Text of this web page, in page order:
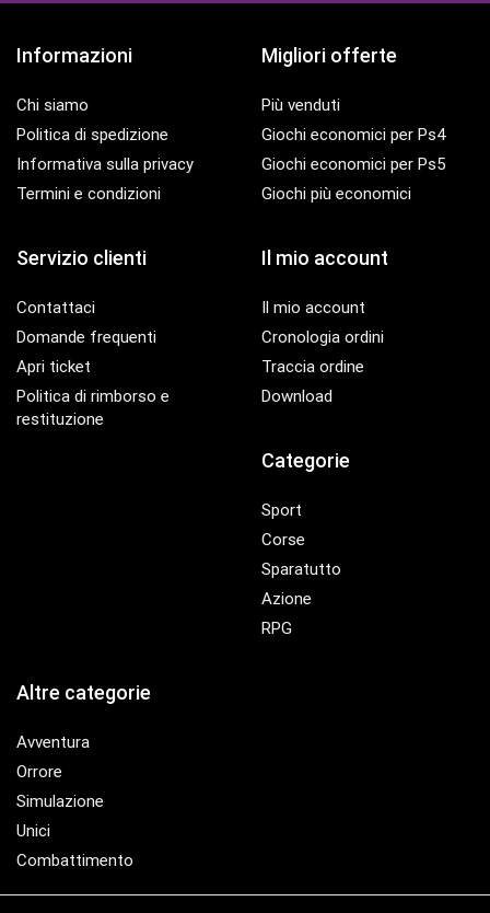
Informazioni
Chi siamo
Politica di spedizione
Informativa sulla privacy
Termini e condizioni
Migliori offerte
Più venduti
Giochi economici per Ps4
Giochi economici per Ps5
Giochi più economici
Servizio clienti
Contattaci
Domande frequenti
Apri ticket
Politica di rimborso e
restituzione
Il mio account
Il mio account
Cronologia ordini
Traccia ordine
Download
Categorie
Sport
Corse
Sparatutto
Azione
RPG
Altre categorie
Avventura
Orrore
Simulazione
Unici
Combattimento